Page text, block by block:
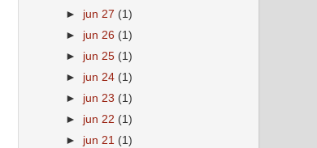
► jun 27 (1)
► jun 26 (1)
► jun 25 (1)
► jun 24 (1)
► jun 23 (1)
► jun 22 (1)
► jun 21 (1)